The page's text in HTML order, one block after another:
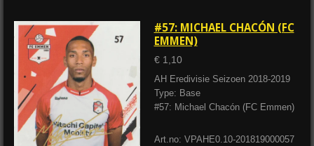
#57: MICHAEL CHACÓN (FC
EMMEN)
€ 1,10
AH Eredivisie Seizoen 2018-2019
Type: Base
#57: Michael Chacón (FC Emmen)
Art.no: VPAHE0.10-201819000057